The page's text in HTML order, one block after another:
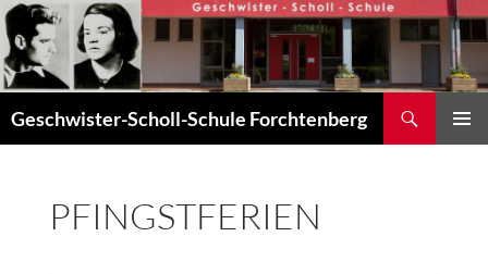
Zum
Inhalt
springen
Geschwister-Scholl-Schule Forchtenberg
PFINGSTFERIEN